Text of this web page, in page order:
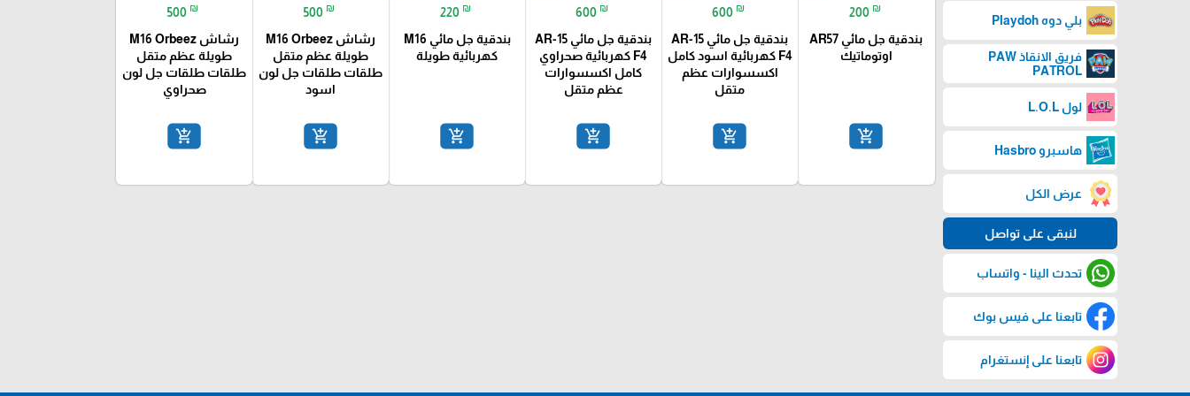
بلي دوه Playdoh
فريق الانقاذ PAW
PATROL
لول L.O.L
هاسبرو Hasbro
عرض الكل
لنبقى على تواصل
تحدث الينا - واتساب
تابعنا على فيس بوك
تابعنا على إنستغرام
200 ₪
بندقية جل مائي AR57
اوتوماتيك
add_shopping_cart
600 ₪
بندقية جل مائي AR-15
F4 كهربائية اسود كامل
اكسسوارات عظم
متقل
add_shopping_cart
600 ₪
بندقية جل مائي AR-15
F4 كهربائية صحراوي
كامل اكسسوارات
عظم متقل
add_shopping_cart
220 ₪
بندقية جل مائي M16
كهربائية طويلة
add_shopping_cart
500 ₪
رشاش M16 Orbeez
طويلة عظم متقل
طلقات طلقات جل لون
اسود
add_shopping_cart
500 ₪
رشاش M16 Orbeez
طويلة عظم متقل
طلقات طلقات جل لون
صحراوي
add_shopping_cart